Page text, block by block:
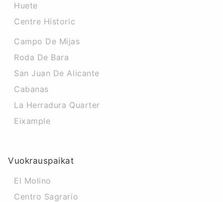
Huete
Centre Historic
Campo De Mijas
Roda De Bara
San Juan De Alicante
Cabanas
La Herradura Quarter
Eixample
Vuokrauspaikat
El Molino
Centro Sagrario